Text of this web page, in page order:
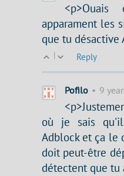
apparament les
que tu désactive
| Reply
Pofilo • 9
où je sais qu'il
Adblock et ça le
doit peut-être
détectent que tu